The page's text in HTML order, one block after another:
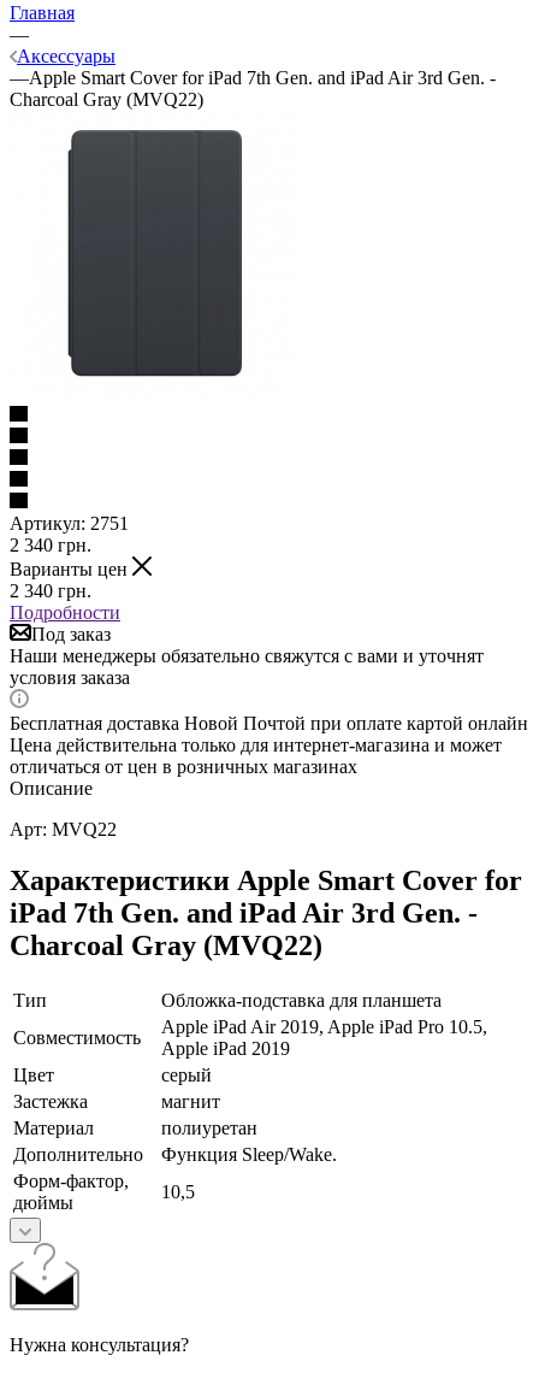
Главная
—
Аксессуары
—Apple Smart Cover for iPad 7th Gen. and iPad Air 3rd Gen. -
Charcoal Gray (MVQ22)
Артикул: 2751
2 340 грн.
Варианты цен
2 340 грн.
Подробности
Под заказ
Наши менеджеры обязательно свяжутся с вами и уточнят
условия заказа
Бесплатная доставка Новой Почтой при оплате картой онлайн
Цена действительна только для интернет-магазина и может
отличаться от цен в розничных магазинах
Описание
Арт: MVQ22
Характеристики Apple Smart Cover for
iPad 7th Gen. and iPad Air 3rd Gen. -
Charcoal Gray (MVQ22)
Тип
Обложка-подставка для планшета
Совместимость
Apple iPad Air 2019, Apple iPad Pro 10.5,
Apple iPad 2019
Цвет
серый
Застежка
магнит
Материал
полиуретан
Дополнительно
Функция Sleep/Wake.
Форм-фактор,
дюймы
10,5
Нужна консультация?